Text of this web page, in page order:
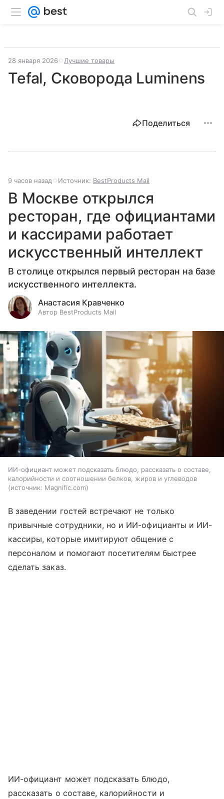
28 января 2026 Лучшие товары
Tefal, Сковорода Luminens
Поделиться
9 часов назад Источник: BestProducts Mail
В Москве открылся
ресторан, где официантами
и кассирами работает
искусственный интеллект
В столице открылся первый ресторан на базе
искусственного интеллекта.
Анастасия Кравченко
Автор BestProducts Mail
ИИ-официант может подсказать блюдо, рассказать о составе,
калорийности и соотношении белков, жиров и углеводов
источник: Magnific.com
В заведении гостей встречают не только
привычные сотрудники, но и ИИ-официанты и ИИ-
кассиры, которые имитируют общение с
персоналом и помогают посетителям быстрее
сделать заказ.
ИИ-официант может подсказать блюдо,
рассказать о составе, калорийности и